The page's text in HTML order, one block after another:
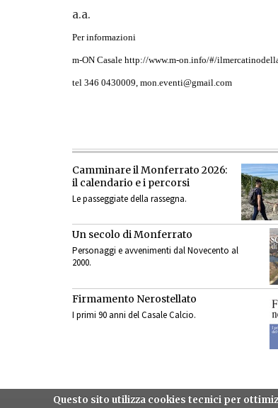
a.a.
Per informazioni
m-ON Casale http://www.m-on.info/#/
tel 346 0430009, mon.eventi@gmail.com
Camminare il Monferrato 2026:
il calendario e i percorsi
Le passeggiate della rassegna.
Un secolo di Monferrato
Personaggi e avvenimenti dal Novecento al
2000.
Firmamento Nerostellato
I primi 90 anni del Casale Calcio.
Questo sito utilizza cookies tecnici per